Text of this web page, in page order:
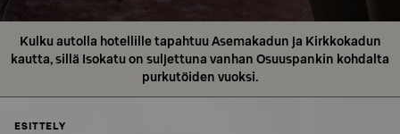
Kulku autolla hotellille tapahtuu Asemakadun ja Kirkkokadun
kautta, sillä Isokatu on suljettuna vanhan Osuuspankin kohdalta
purkutöiden vuoksi.
ESITTELY